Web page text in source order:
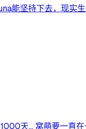
能坚持下去，现实生
天... 窝萌要一直在